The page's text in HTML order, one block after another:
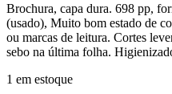
Brochura, capa dura. 698 pp,
(usado), Muito bom estado de
ou marcas de leitura. Cortes
sebo na última folha.
1 em estoque